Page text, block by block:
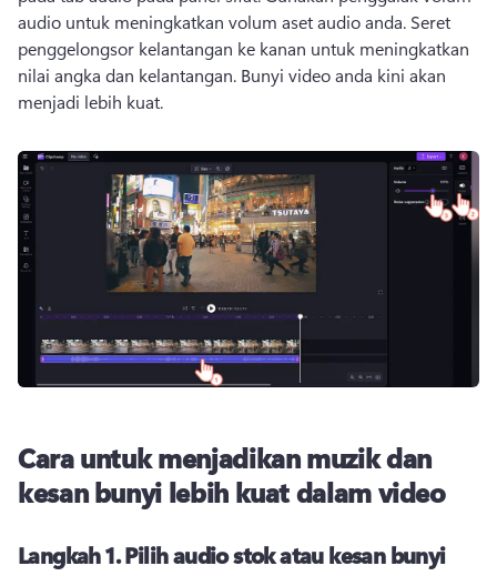
audio untuk meningkatkan volum aset audio anda. Seret
penggelongsor kelantangan ke kanan untuk meningkatkan
nilai angka dan kelantangan. Bunyi video anda kini akan
menjadi lebih kuat.
Cara untuk menjadikan muzik dan
kesan bunyi lebih kuat dalam video
Langkah 1.Pilih audio stok atau kesan bunyi